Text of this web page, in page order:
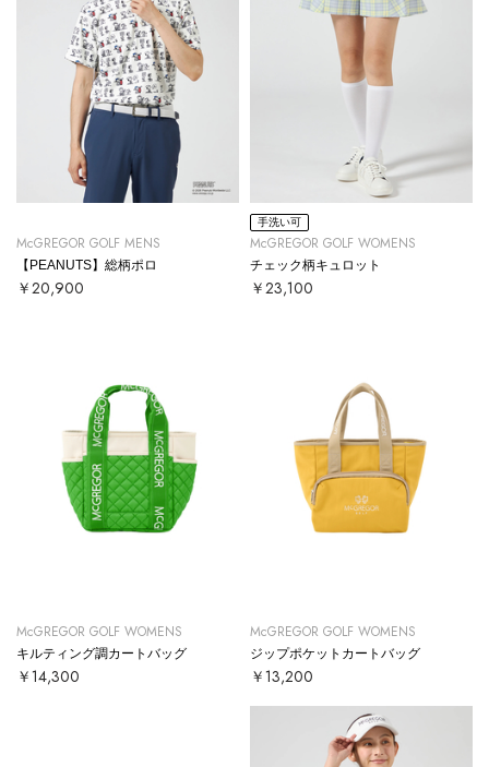
McGREGOR GOLF MENS
【PEANUTS】総柄ポロ
￥20,900
手洗い可
McGREGOR GOLF WOMENS
チェック柄キュロット
￥23,100
McGREGOR GOLF WOMENS
キルティング調カートバッグ
￥14,300
McGREGOR GOLF WOMENS
ジップポケットカートバッグ
￥13,200